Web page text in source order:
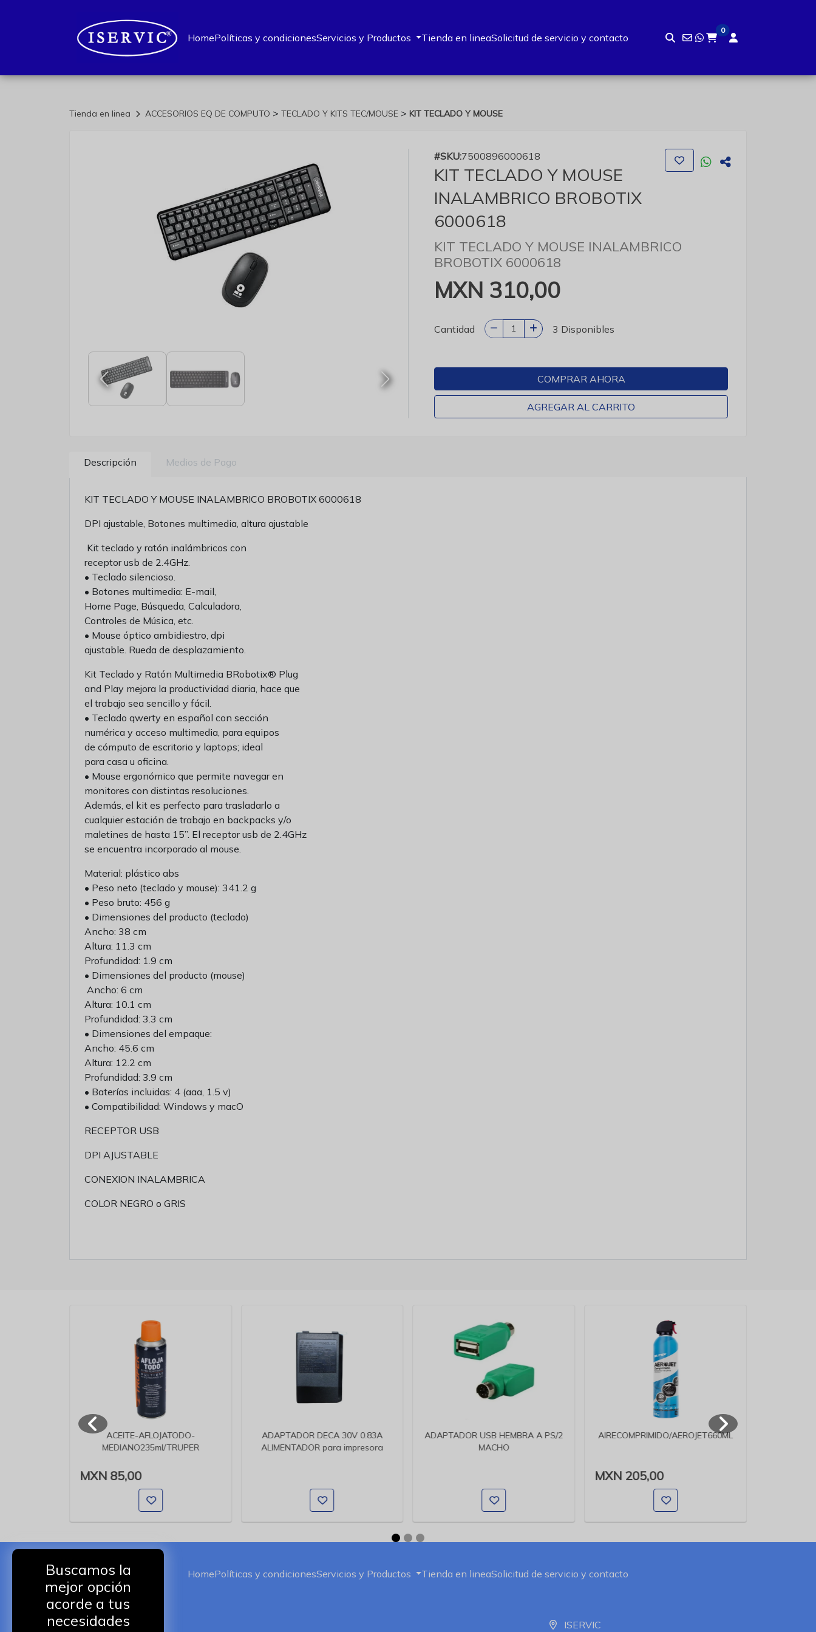
Buscamos la
mejor opción
acorde a tus
necesidades
HomePolíticas y condicionesServicios y Productos Tienda en lineaSolicitud de servicio y contacto
0
Tienda en linea ACCESORIOS EQ DE COMPUTO > TECLADO Y KITS TEC/MOUSE > KIT TECLADO Y MOUSE
#SKU:7500896000618
KIT TECLADO Y MOUSE
INALAMBRICO BROBOTIX
6000618
KIT TECLADO Y MOUSE INALAMBRICO
BROBOTIX 6000618
MXN 310,00
Cantidad 3 Disponibles
COMPRAR AHORA
AGREGAR AL CARRITO
Descripción Medios de Pago
KIT TECLADO Y MOUSE INALAMBRICO BROBOTIX 6000618
DPI ajustable, Botones multimedia, altura ajustable
Kit teclado y ratón inalámbricos con
receptor usb de 2.4GHz.
• Teclado silencioso.
• Botones multimedia: E-mail,
Home Page, Búsqueda, Calculadora,
Controles de Música, etc.
• Mouse óptico ambidiestro, dpi
ajustable. Rueda de desplazamiento.
Kit Teclado y Ratón Multimedia BRobotix® Plug
and Play mejora la productividad diaria, hace que
el trabajo sea sencillo y fácil.
• Teclado qwerty en español con sección
numérica y acceso multimedia, para equipos
de cómputo de escritorio y laptops; ideal
para casa u oficina.
• Mouse ergonómico que permite navegar en
monitores con distintas resoluciones.
Además, el kit es perfecto para trasladarlo a
cualquier estación de trabajo en backpacks y/o
maletines de hasta 15”. El receptor usb de 2.4GHz
se encuentra incorporado al mouse.
Material: plástico abs
• Peso neto (teclado y mouse): 341.2 g
• Peso bruto: 456 g
• Dimensiones del producto (teclado)
Ancho: 38 cm
Altura: 11.3 cm
Profundidad: 1.9 cm
• Dimensiones del producto (mouse)
Ancho: 6 cm
Altura: 10.1 cm
Profundidad: 3.3 cm
• Dimensiones del empaque:
Ancho: 45.6 cm
Altura: 12.2 cm
Profundidad: 3.9 cm
• Baterías incluidas: 4 (aaa, 1.5 v)
• Compatibilidad: Windows y macO
RECEPTOR USB
DPI AJUSTABLE
CONEXION INALAMBRICA
COLOR NEGRO o GRIS
ACEITE-AFLOJATODO-
MEDIANO235ml/TRUPER
MXN 85,00
ADAPTADOR DECA 30V 0.83A
ALIMENTADOR para impresora
ADAPTADOR USB HEMBRA A PS/2
MACHO
AIRECOMPRIMIDO/AEROJET660ML
MXN 205,00
HomePolíticas y condicionesServicios y Productos Tienda en lineaSolicitud de servicio y contacto
ISERVIC